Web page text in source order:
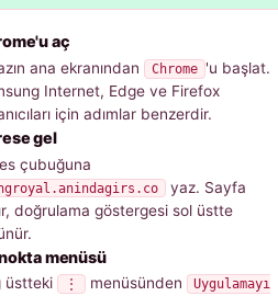
aç
ana ekranından Chrome 'u başlat.
Internet, Edge ve Firefox
için adımlar benzerdir.
gel
çubuğuna
yaz. Sayfa
doğrulama göstergesi sol üstte
menüsü
üstteki ⋮ menüsünden
Uygulamayı